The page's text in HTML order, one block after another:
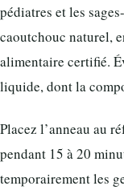
pédiatres et les
caoutchouc naturel,
alimentaire certifié.
liquide, dont la
Placez l’anneau au
pendant 15 à 20
temporairement les